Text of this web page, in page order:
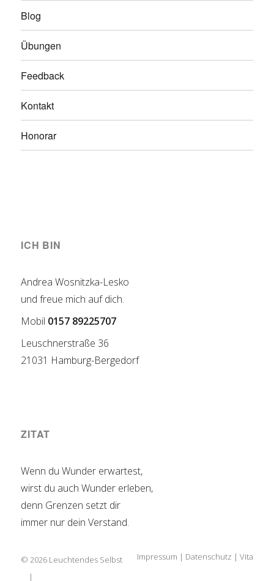
Blog
Übungen
Feedback
Kontakt
Honorar
ICH BIN
Andrea Wosnitzka-Lesko
und freue mich auf dich.
Mobil 0157 89225707
Leuschnerstraße 36
21031 Hamburg-Bergedorf
ZITAT
Wenn du Wunder erwartest,
wirst du auch Wunder erleben,
denn Grenzen setzt dir
immer nur dein Verstand.
© 2026 Leuchtendes Selbst Impressum Datenschutz Vita